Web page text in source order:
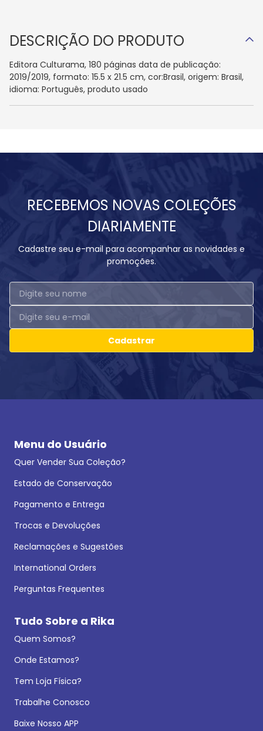
DESCRIÇÃO DO PRODUTO
Editora Culturama, 180 páginas data de publicação:
2019/2019, formato: 15.5 x 21.5 cm, cor:Brasil, origem: Brasil,
idioma: Português, produto usado
RECEBEMOS NOVAS COLEÇÕES
DIARIAMENTE
Cadastre seu e-mail para acompanhar as novidades e
promoções.
Cadastrar
Menu do Usuário
Quer Vender Sua Coleção?
Estado de Conservação
Pagamento e Entrega
Trocas e Devoluções
Reclamações e Sugestões
International Orders
Perguntas Frequentes
Tudo Sobre a Rika
Quem Somos?
Onde Estamos?
Tem Loja Física?
Trabalhe Conosco
Baixe Nosso APP